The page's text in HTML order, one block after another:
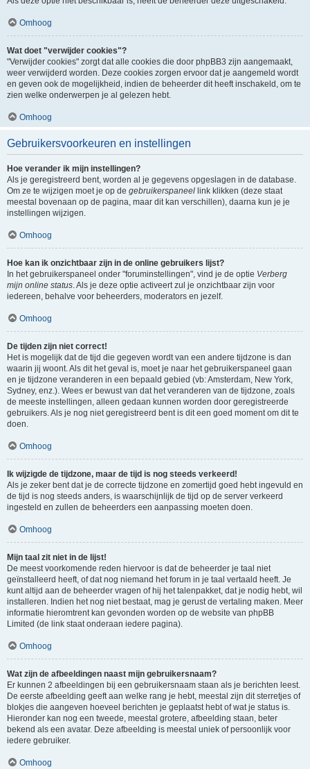
Omhoog
Wat doet "verwijder cookies"?
"Verwijder cookies" zorgt dat alle cookies die door phpBB3 zijn aangemaakt,
weer verwijderd worden. Deze cookies zorgen ervoor dat je aangemeld wordt
en geven ook de mogelijkheid, indien de beheerder dit heeft inschakeld, om te
zien welke onderwerpen je al gelezen hebt.
Omhoog
Gebruikersvoorkeuren en instellingen
Hoe verander ik mijn instellingen?
Als je geregistreerd bent, worden al je gegevens opgeslagen in de database.
Om ze te wijzigen moet je op de gebruikerspaneel link klikken (deze staat
meestal bovenaan op de pagina, maar dit kan verschillen), daarna kun je je
instellingen wijzigen.
Omhoog
Hoe kan ik onzichtbaar zijn in de online gebruikers lijst?
In het gebruikerspaneel onder "foruminstellingen", vind je de optie Verberg
mijn online status. Als je deze optie activeert zul je onzichtbaar zijn voor
iedereen, behalve voor beheerders, moderators en jezelf.
Omhoog
De tijden zijn niet correct!
Het is mogelijk dat de tijd die gegeven wordt van een andere tijdzone is dan
waarin jij woont. Als dit het geval is, moet je naar het gebruikerspaneel gaan
en je tijdzone veranderen in een bepaald gebied (vb: Amsterdam, New York,
Sydney, enz.). Wees er bewust van dat het veranderen van de tijdzone, zoals
de meeste instellingen, alleen gedaan kunnen worden door geregistreerde
gebruikers. Als je nog niet geregistreerd bent is dit een goed moment om dit te
doen.
Omhoog
Ik wijzigde de tijdzone, maar de tijd is nog steeds verkeerd!
Als je zeker bent dat je de correcte tijdzone en zomertijd goed hebt ingevuld en
de tijd is nog steeds anders, is waarschijnlijk de tijd op de server verkeerd
ingesteld en zullen de beheerders een aanpassing moeten doen.
Omhoog
Mijn taal zit niet in de lijst!
De meest voorkomende reden hiervoor is dat de beheerder je taal niet
geïnstalleerd heeft, of dat nog niemand het forum in je taal vertaald heeft. Je
kunt altijd aan de beheerder vragen of hij het talenpakket, dat je nodig hebt, wil
installeren. Indien het nog niet bestaat, mag je gerust de vertaling maken. Meer
informatie hieromtrent kan gevonden worden op de website van phpBB
Limited (de link staat onderaan iedere pagina).
Omhoog
Wat zijn de afbeeldingen naast mijn gebruikersnaam?
Er kunnen 2 afbeeldingen bij een gebruikersnaam staan als je berichten leest.
De eerste afbeelding geeft aan welke rang je hebt, meestal zijn dit sterretjes of
blokjes die aangeven hoeveel berichten je geplaatst hebt of wat je status is.
Hieronder kan nog een tweede, meestal grotere, afbeelding staan, beter
bekend als een avatar. Deze afbeelding is meestal uniek of persoonlijk voor
iedere gebruiker.
Omhoog